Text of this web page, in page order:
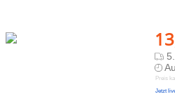
Preis
Jetzt